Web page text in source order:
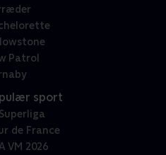
Patrol
sport
de France
VM 2026